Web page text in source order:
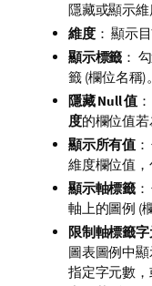
隱藏或顯示維
維度： 顯示
顯示標籤 ：
籤 (欄位名稱)。
隱藏 Null 值
度的欄位值若
顯示所有值：
維度欄位值，
顯示軸標籤：
軸上的圖例 (
限制軸標籤字
圖表圖例中
指定字元數